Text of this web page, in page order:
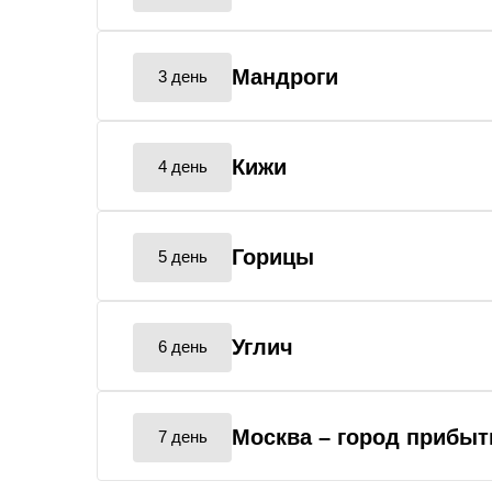
3 день Мандроги
4 день Кижи
5 день Горицы
6 день Углич
7 день Москва – город